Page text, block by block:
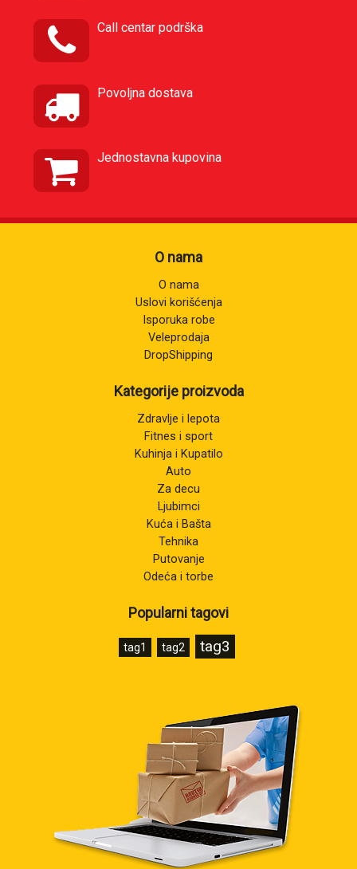
Call centar podrška
Povoljna dostava
Jednostavna kupovina
O nama
O nama
Uslovi korišćenja
Isporuka robe
Veleprodaja
DropShipping
Kategorije proizvoda
Zdravlje i lepota
Fitnes i sport
Kuhinja i Kupatilo
Auto
Za decu
Ljubimci
Kuća i Bašta
Tehnika
Putovanje
Odeća i torbe
Popularni tagovi
tag1 tag2 tag3